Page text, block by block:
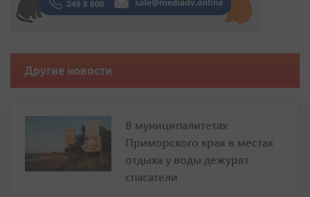
Другие новости
В муниципалитетах
Приморского края в местах
отдыха у воды дежурят
спасатели